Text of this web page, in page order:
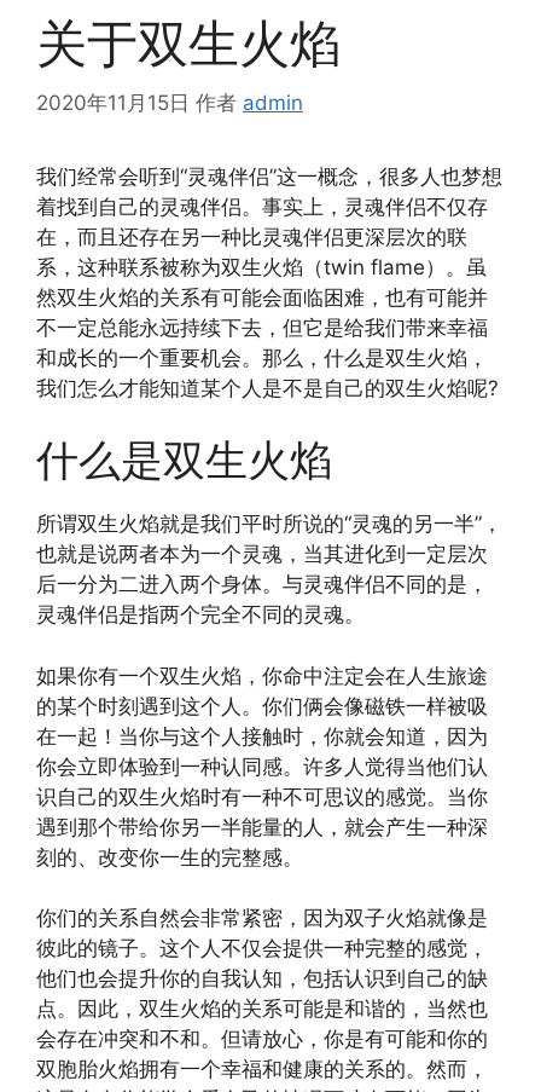
关于双生火焰
2020年11月15日 作者 admin
我们经常会听到“灵魂伴侣”这一概念，很多人也梦想
着找到自己的灵魂伴侣。事实上，灵魂伴侣不仅存
在，而且还存在另一种比灵魂伴侣更深层次的联
系，这种联系被称为双生火焰（twin flame）。虽
然双生火焰的关系有可能会面临困难，也有可能并
不一定总能永远持续下去，但它是给我们带来幸福
和成长的一个重要机会。那么，什么是双生火焰，
我们怎么才能知道某个人是不是自己的双生火焰呢?
什么是双生火焰
所谓双生火焰就是我们平时所说的“灵魂的另一半”，
也就是说两者本为一个灵魂，当其进化到一定层次
后一分为二进入两个身体。与灵魂伴侣不同的是，
灵魂伴侣是指两个完全不同的灵魂。
如果你有一个双生火焰，你命中注定会在人生旅途
的某个时刻遇到这个人。你们俩会像磁铁一样被吸
在一起！当你与这个人接触时，你就会知道，因为
你会立即体验到一种认同感。许多人觉得当他们认
识自己的双生火焰时有一种不可思议的感觉。当你
遇到那个带给你另一半能量的人，就会产生一种深
刻的、改变你一生的完整感。
你们的关系自然会非常紧密，因为双子火焰就像是
彼此的镜子。这个人不仅会提供一种完整的感觉，
他们也会提升你的自我认知，包括认识到自己的缺
点。因此，双生火焰的关系可能是和谐的，当然也
会存在冲突和不和。但请放心，你是有可能和你的
双胞胎火焰拥有一个幸福和健康的关系的。然而，